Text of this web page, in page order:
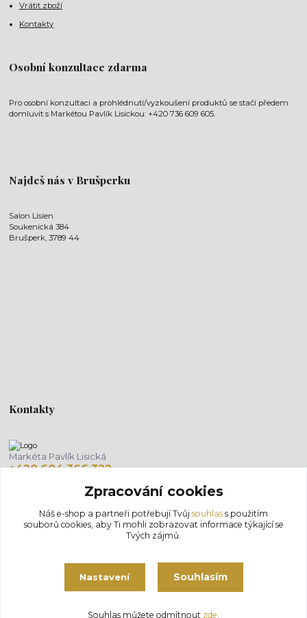
Vrátit zboží
Kontakty
Osobní konzultace zdarma
Pro osobní konzultaci a prohlédnutí/vyzkoušení produktů se stačí předem
domluvit s Markétou Pavlík Lisickou: +420 736 609 605.
Najdeš nás v Brušperku
Salon Lisien
Soukenická 384
Brušperk, 3789 44
Kontakty
Markéta Pavlík Lisická
+420 604 366 322
info@salonlisien.com
Zpracování cookies
Náš e-shop a partneři potřebují Tvůj souhlas s použitím
souborů cookies, aby Ti mohli zobrazovat informace týkající se
Tvých zájmů.
Nastavení Souhlasím
Souhlas můžete odmítnout zde